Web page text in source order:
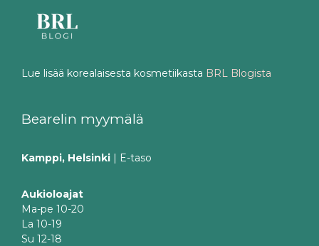
Lue lisää korealaisesta kosmetiikasta BRL Blogista
Bearelin myymälä
Kamppi, Helsinki | E-taso
Aukioloajat
Ma-pe 10-20
La 10-19
Su 12-18